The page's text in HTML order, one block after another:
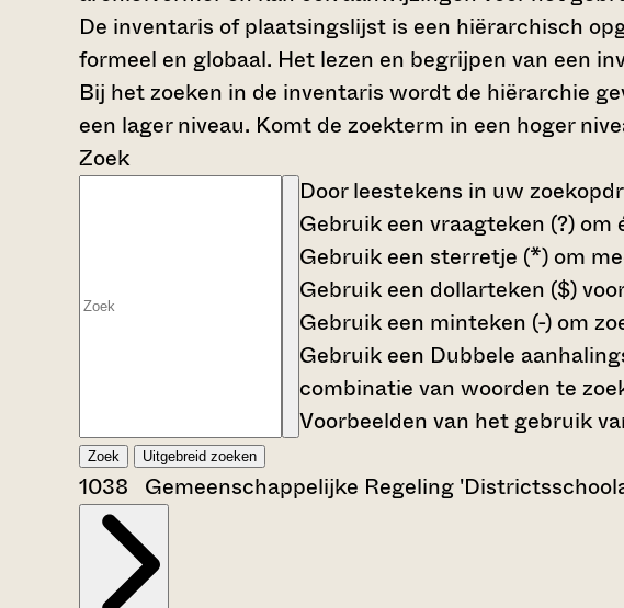
De inventaris of plaatsingslijst is een hiërarchisch
formeel en globaal. Het lezen en begrijpen van een
Bij het zoeken in de inventaris wordt de hiërarchie
een lager niveau. Komt de zoekterm in een hoger
Zoek
Door leestekens in uw
Gebruik een vraagteken (?) om
Gebruik een sterretje (*) om
Gebruik een dollarteken ($)
Gebruik een minteken (-) om
Gebruik een Dubbele
combinatie van woorden te
Voorbeelden van het gebruik
Zoek Uitgebreid zoeken
1038 Gemeenschappelijke Regeling